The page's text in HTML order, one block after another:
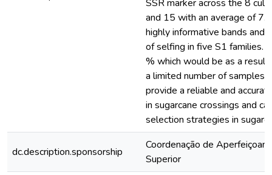
SSR marker across the 8
and 15 with an average of 7.
highly informative bands
of selfing in five S1 families.
% which would be as a
a limited number of samples
provide a reliable and
in sugarcane crossings and
selection strategies in
dc.description.sponsorship
Coordenação de
Superior